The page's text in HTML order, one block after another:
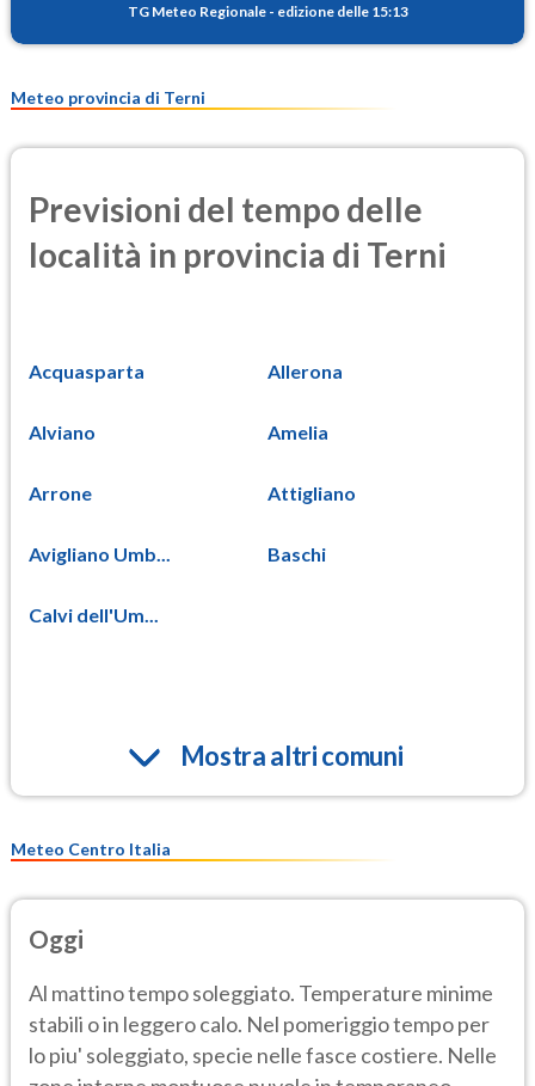
TG Meteo Regionale - edizione delle 15:13
Meteo provincia di Terni
Previsioni del tempo delle
località in provincia di Terni
Acquasparta Allerona
Alviano Amelia
Arrone Attigliano
Avigliano Umb... Baschi
Calvi dell'Um...
Mostra altri comuni
Meteo Centro Italia
Oggi
Al mattino tempo soleggiato. Temperature minime
stabili o in leggero calo. Nel pomeriggio tempo per
lo piu' soleggiato, specie nelle fasce costiere. Nelle